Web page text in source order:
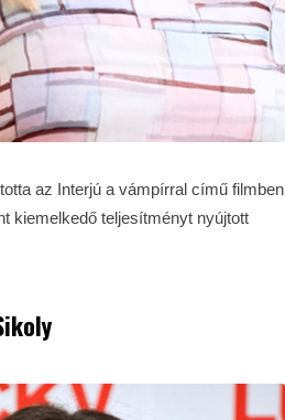
az Interjú a vámpírral című filmben
kiemelkedő teljesítményt nyújtott